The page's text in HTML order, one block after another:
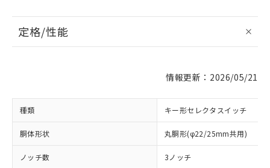
定格/性能
情報更新：2026/05/21
種類 キー形セレクタスイッチ
胴体形状 丸胴形(φ22/25mm共用)
ノッチ数 3ノッチ